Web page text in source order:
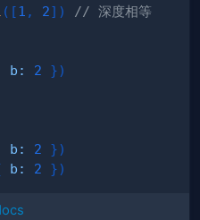
( [1 , 2] ) // 深度相等
b : 2 })
b : 2 })
b : 2 })